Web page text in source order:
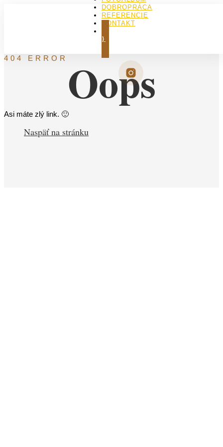
DOBROPRÁCA
REFERENCIE
KONTAKT
404 ERROR Oops
Asi máte zlý link. 🙂
Naspäť na stránku